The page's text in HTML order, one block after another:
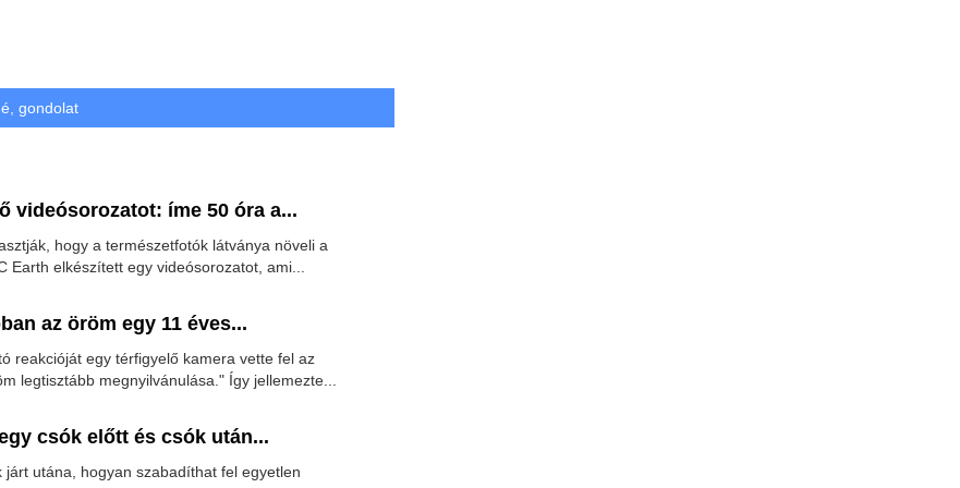
gondolat
videósorozatot: íme 50 óra a...
hogy a természetfotók látványa növeli a
Earth elkészített egy videósorozatot, ami...
az öröm egy 11 éves...
reakcióját egy térfigyelő kamera vette fel az
legtisztább megnyilvánulása." Így jellemezte...
csók előtt és csók után...
utána, hogyan szabadíthat fel egyetlen